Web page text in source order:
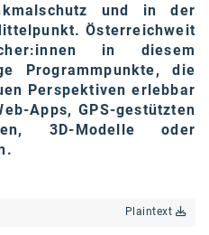
und in der
Österreichweit
in diesem
Programmpunkte, die
Perspektiven erlebbar
Apps, GPS-gestützten
3D-Modelle oder
Plaintext